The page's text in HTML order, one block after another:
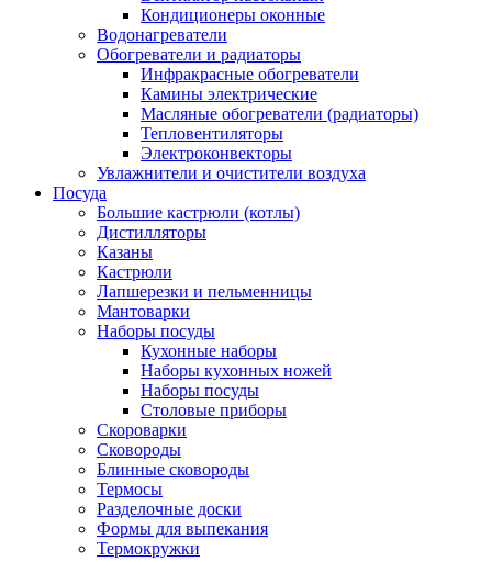
Кондиционеры оконные
Водонагреватели
Обогреватели и радиаторы
Инфракрасные обогреватели
Камины электрические
Масляные обогреватели (радиаторы)
Тепловентиляторы
Электроконвекторы
Увлажнители и очистители воздуха
Посуда
Большие кастрюли (котлы)
Дистилляторы
Казаны
Кастрюли
Лапшерезки и пельменницы
Мантоварки
Наборы посуды
Кухонные наборы
Наборы кухонных ножей
Наборы посуды
Столовые приборы
Скороварки
Сковороды
Блинные сковороды
Термосы
Разделочные доски
Формы для выпекания
Термокружки